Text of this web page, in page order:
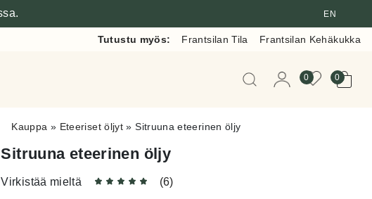
EN
Tutustu myös: Frantsilan Tila Frantsilan Kehäkukka
Kun tuloksia tulee,
0 0
Kauppa » Eteeriset öljyt »Sitruuna eteerinen öljy
Sitruuna eteerinen öljy
Virkistää mieltä (6)